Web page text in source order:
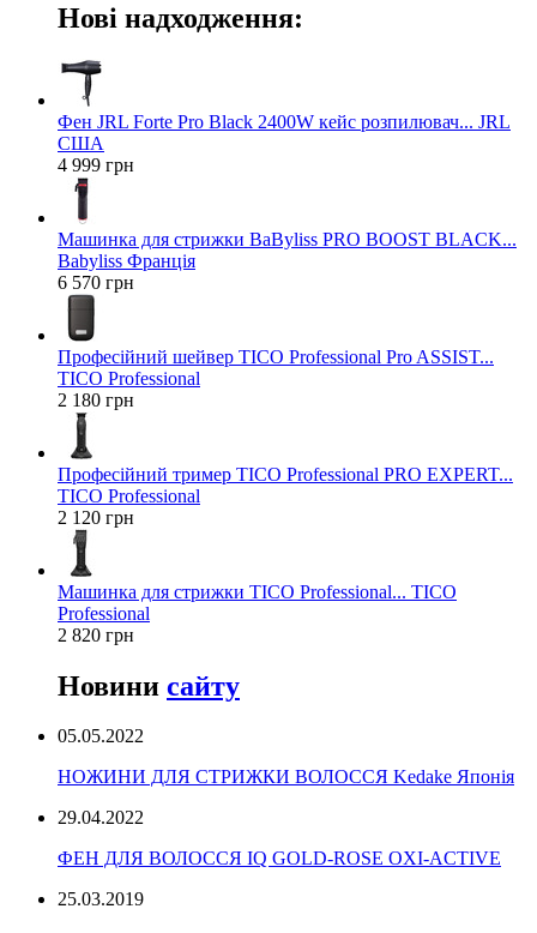
Нові надходження:
Фен JRL Forte Pro Black 2400W кейс розпилювач... JRL
США
4 999 грн
Машинка для стрижки BaByliss PRO BOOST BLACK...
Babyliss Франція
6 570 грн
Професійний шейвер TICO Professional Pro ASSIST...
TICO Professional
2 180 грн
Професійний тример TICO Professional PRO EXPERT...
TICO Professional
2 120 грн
Машинка для стрижки TICO Professional... TICO
Professional
2 820 грн
Новини сайту
05.05.2022
НОЖИНИ ДЛЯ СТРИЖКИ ВОЛОССЯ Kedake Японія
29.04.2022
ФЕН ДЛЯ ВОЛОССЯ IQ GOLD-ROSE OXI-ACTIVE
25.03.2019